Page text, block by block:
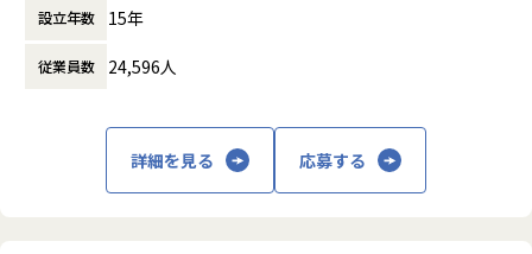
・設計に必要な情報収集および実機での確認作業
応）
【ポジションの魅力】
① 役割・裁量面の魅力
補助的な業務から始め、設計工程へ徐々に関われる環境で
に渡ります。いわゆる技術者派遣と呼ばれ
働く場所に関わらない事業支援や最新技術を
用いた研究開発などを行っています。
設立年数 15年
従業員数 24,596人
詳細を見る 応募する